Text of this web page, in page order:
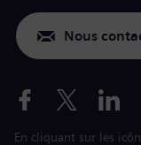
Nous
En cliquant sur les